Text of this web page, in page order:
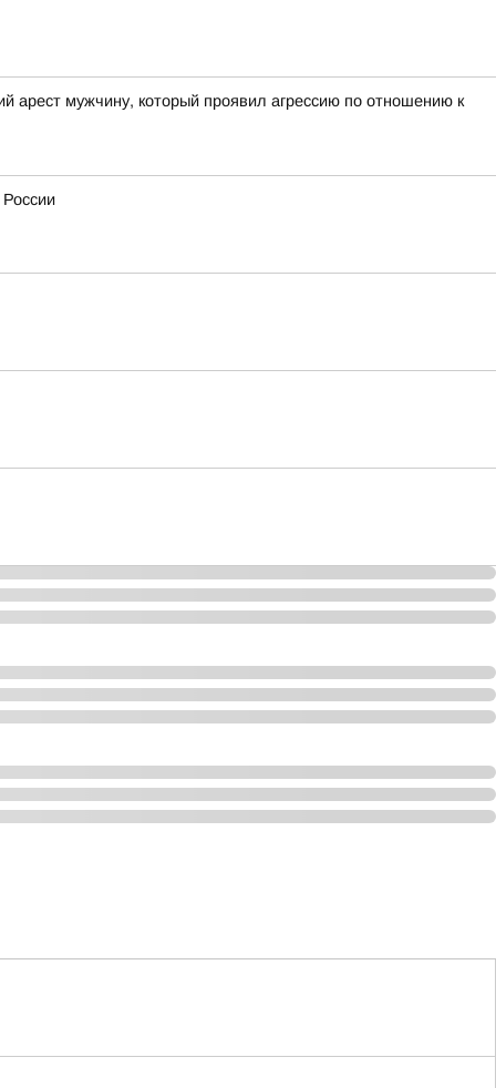
арест мужчину, который проявил агрессию по отношению к